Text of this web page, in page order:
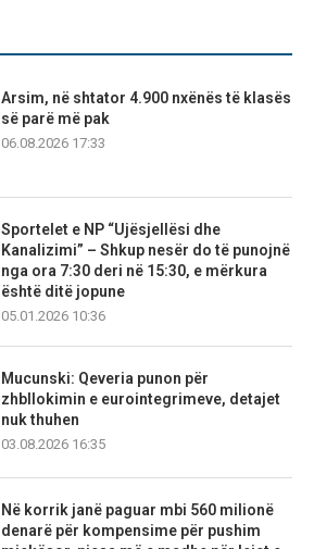
Arsim, në shtator 4.900 nxënës të klasës
së parë më pak
06.08.2026 17:33
Sportelet e NP “Ujësjellësi dhe
Kanalizimi” – Shkup nesër do të punojnë
nga ora 7:30 deri në 15:30, e mërkura
është ditë jopune
05.01.2026 10:36
Mucunski: Qeveria punon për
zhbllokimin e eurointegrimeve, detajet
nuk thuhen
03.08.2026 16:35
Në korrik janë paguar mbi 560 milionë
denarë për kompensime për pushim